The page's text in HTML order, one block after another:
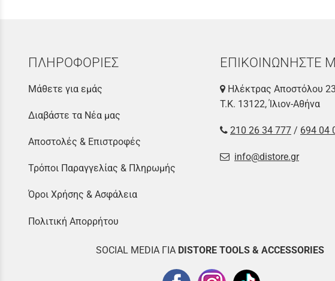
ΠΛΗΡΟΦΟΡΙΕΣ
Μάθετε για εμάς
Διαβάστε τα Νέα μας
Αποστολές & Επιστροφές
Τρόποι Παραγγελίας & Πληρωμής
Όροι Χρήσης & Ασφάλεια
Πολιτική Απορρήτου
ΕΠΙΚΟΙΝΩΝΗΣΤΕ
Ηλέκτρας Αποστόλου
Τ.Κ. 13122, Ίλιον-Αθήνα
210 26 34 777 / 694 04
info@distore.gr
SOCIAL MEDIA ΓΙΑ DISTORE TOOLS & ACCESSORIES